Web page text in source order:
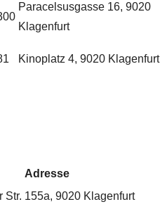
Paracelsusgasse 16, 9020
Klagenfurt
Kinoplatz 4, 9020 Klagenfurt
Adresse
Str. 155a, 9020 Klagenfurt